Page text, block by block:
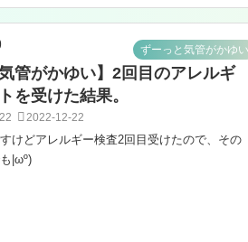
ずーっと気管がかゆ
気管がかゆい】2回目のアレルギ
を受けた結果。
2022-12-22
けどアレルギー検査2回目受けたので、その
|ωº)